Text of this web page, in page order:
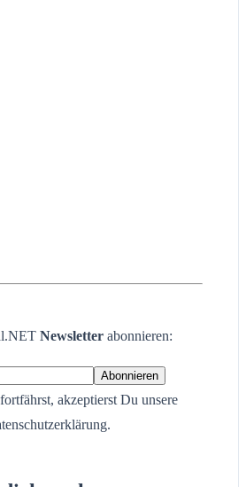
Newsletter abonnieren:
akzeptierst Du unsere